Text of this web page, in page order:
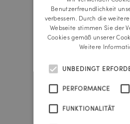
Benutzerfreundlichkeit
verbessern. Durch die
Webseite stimmen Sie der
Cookies gemäß unserer
Weitere
UNBEDINGT
PERFORMANCE
FUNKTIONALITÄT